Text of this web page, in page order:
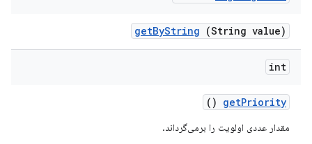
getByString (String value)
int
getPriority
()
مقدار عددی اولویت را برمی‌گرداند.